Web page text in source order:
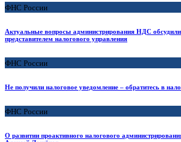
ФНС России
Актуальные вопросы администрирования НДС обсудили
представителем налогового управления
ФНС России
Не получили налоговое уведомление – обратитесь в
ФНС России
О развитии проактивного налогового